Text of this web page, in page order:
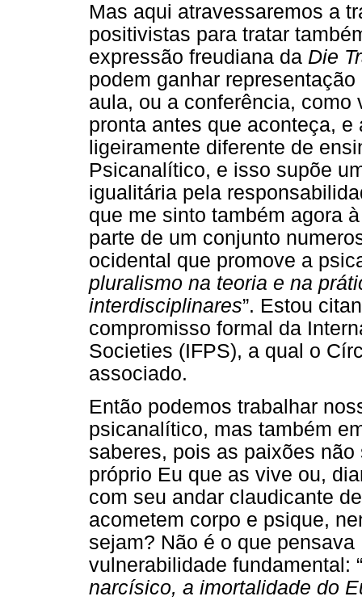
Mas aqui atravessaremos a
positivistas para tratar
expressão freudiana da Die
podem ganhar
aula, ou a conferência, como
pronta antes que aconteça,
ligeiramente diferente de
Psicanalítico, e isso supõe
igualitária pela
que me sinto também agora
parte de um conjunto
ocidental que promove a
pluralismo na teoria e na
interdisciplinares”. Estou
compromisso formal da
Societies (IFPS), a qual o
associado.
Então podemos trabalhar
psicanalítico, mas também
saberes, pois as paixões
próprio Eu que as vive ou,
com seu andar claudicante
acometem corpo e psique,
sejam? Não é o que
vulnerabilidade fundamental: “
narcísico, a imortalidade do